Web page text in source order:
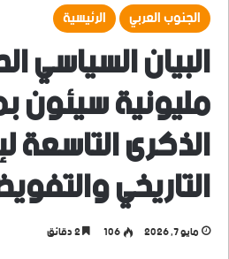
الجنوب العربي الرئيسية
البيان السياسي
مليونية سيئون
الذكرى التاسعة
التاريخي
مايو 7, 2026 106